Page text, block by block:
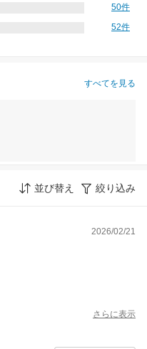
50件
52件
すべてを見る
並び替え 絞り込み
2026/02/21
さらに表示